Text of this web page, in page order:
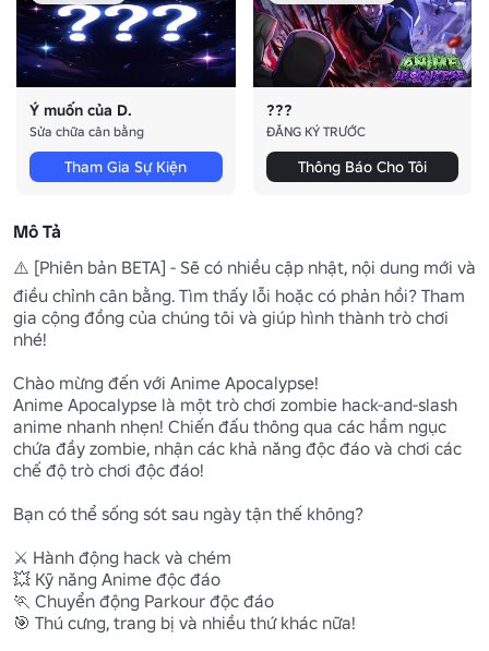
Ý muốn của D.
Sửa chữa cân bằng
Tham Gia Sự Kiện
???
ĐĂNG KÝ TRƯỚC
Thông Báo Cho Tôi
Mô Tả
⚠️ [Phiên bản BETA] - Sẽ có nhiều cập nhật, nội dung mới và
điều chỉnh cân bằng. Tìm thấy lỗi hoặc có phản hồi? Tham
gia cộng đồng của chúng tôi và giúp hình thành trò chơi
nhé!
Chào mừng đến với Anime Apocalypse!
Anime Apocalypse là một trò chơi zombie hack-and-slash
anime nhanh nhẹn! Chiến đấu thông qua các hầm ngục
chứa đầy zombie, nhận các khả năng độc đáo và chơi các
chế độ trò chơi độc đáo!
Bạn có thể sống sót sau ngày tận thế không?
⚔️ Hành động hack và chém
💥 Kỹ năng Anime độc đáo
🏃 Chuyển động Parkour độc đáo
🎯 Thú cưng, trang bị và nhiều thứ khác nữa!